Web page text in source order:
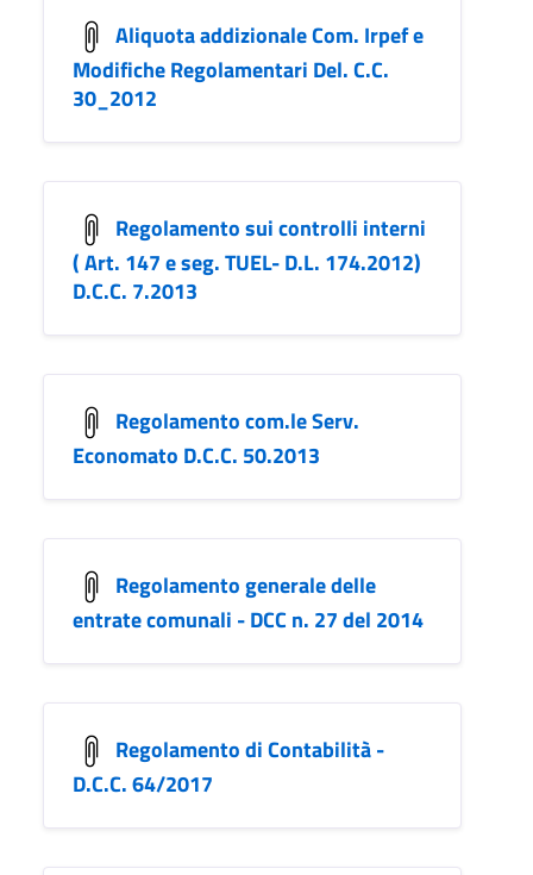
Aliquota addizionale Com. Irpef e
Modifiche Regolamentari Del. C.C.
30_2012
Regolamento sui controlli interni
( Art. 147 e seg. TUEL- D.L. 174.2012)
D.C.C. 7.2013
Regolamento com.le Serv.
Economato D.C.C. 50.2013
Regolamento generale delle
entrate comunali - DCC n. 27 del 2014
Regolamento di Contabilità -
D.C.C. 64/2017